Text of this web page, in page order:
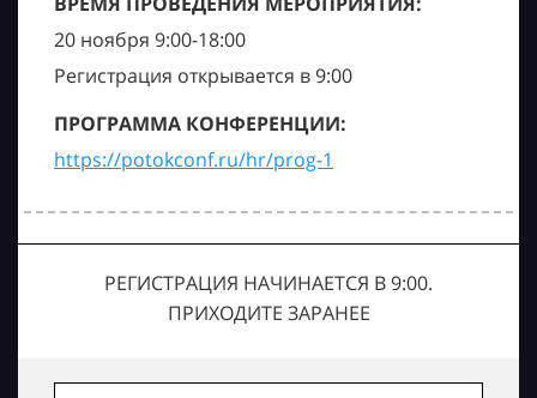
20 ноября 9:00-18:00
Регистрация открывается в 9:00
ПРОГРАММА КОНФЕРЕНЦИИ:
https://potokconf.ru/hr/prog-1
РЕГИСТРАЦИЯ НАЧИНАЕТСЯ В 9:00.
ПРИХОДИТЕ ЗАРАНЕЕ